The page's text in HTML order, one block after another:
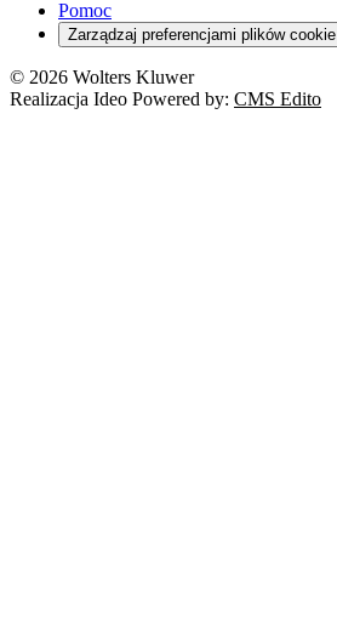
Pomoc
Zarządzaj preferencjami plików cookie
© 2026 Wolters Kluwer
Realizacja Ideo Powered by: CMS Edito